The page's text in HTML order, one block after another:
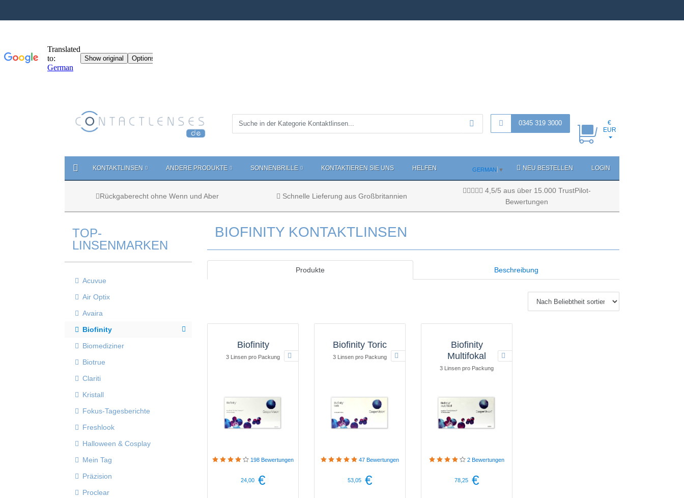
0345 319 3000
€
EUR
KONTAKTLINSEN ANDERE PRODUKTE SONNENBRILLE KONTAKTIEREN SIE UNS HELFEN GERMAN ▼ NEU BESTELLEN LOGIN
Rückgaberecht ohne Wenn und Aber Schnelle Lieferung aus Großbritannien
4,5/5 aus über 15.000 TrustPilot-
Bewertungen
TOP-
LINSENMARKEN
Acuvue
Air Optix
Avaira
Biofinity
Biomediziner
Biotrue
Clariti
Kristall
Fokus-Tagesberichte
Freshlook
Halloween & Cosplay
Mein Tag
Präzision
Proclear
BIOFINITY KONTAKTLINSEN
Produkte Beschreibung
Biofinity
3 Linsen pro Packung
198 Bewertungen
24,00 €
Biofinity Toric
3 Linsen pro Packung
47 Bewertungen
53,05 €
Biofinity
Multifokal
3 Linsen pro Packung
2 Bewertungen
78,25 €